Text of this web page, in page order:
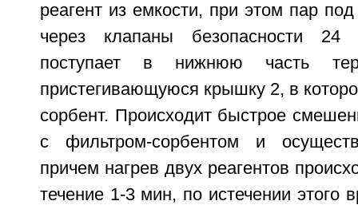
реагент из емкости, при этом пар
через клапаны безопасности
поступает в нижнюю часть
пристегивающуюся крышку 2, в
сорбент. Происходит быстрое
с фильтром-сорбентом и
причем нагрев двух реагентов
течение 1-3 мин, по истечении этого